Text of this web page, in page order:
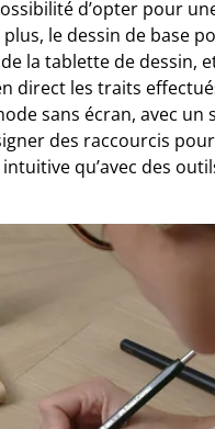
d’opter pour
le dessin de base
la tablette de dessin,
direct les traits
sans écran, avec un
des raccourcis
qu’avec des